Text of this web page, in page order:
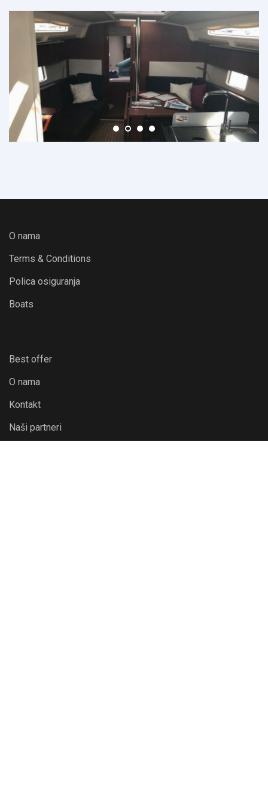
O nama
Terms & Conditions
Polica osiguranja
Boats
Best offer
O nama
Kontakt
Naši partneri